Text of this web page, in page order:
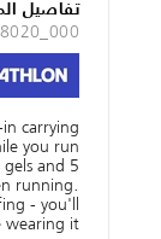
تفاصيل
carrying
you run.
and
running.
- you'll
it.